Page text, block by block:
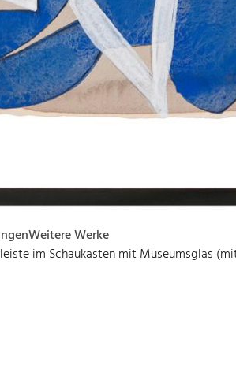
Weitere Werke
im Schaukasten mit Museumsglas